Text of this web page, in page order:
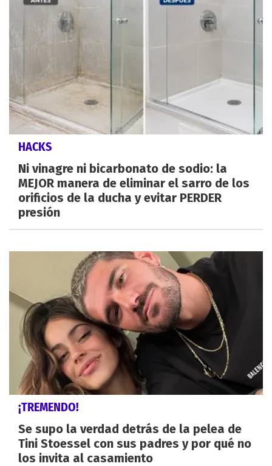
HACKS
Ni vinagre ni bicarbonato de sodio: la
MEJOR manera de eliminar el sarro de los
orificios de la ducha y evitar PERDER
presión
¡TREMENDO!
Se supo la verdad detrás de la pelea de
Tini Stoessel con sus padres y por qué no
los invita al casamiento